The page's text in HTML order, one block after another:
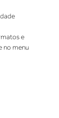
e
no menu